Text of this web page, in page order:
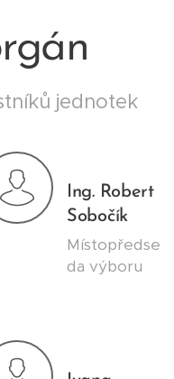
jednotek
Ing. Robert
Sobočík
Místopředse
da výboru